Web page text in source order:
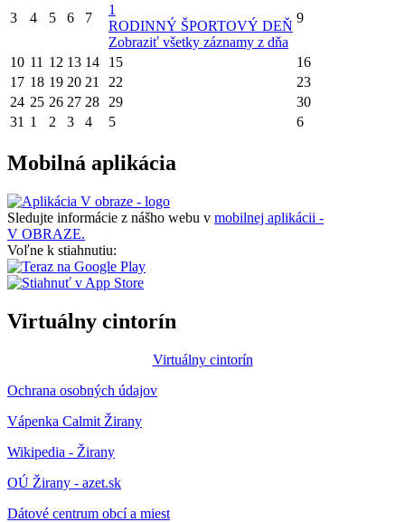
3 4 5 6 7
1
RODINNÝ ŠPORTOVÝ DEŇ
Zobraziť všetky záznamy z dňa
9
10 11 12 13 14 15
16
17 18 19 20 21 22
23
24 25 26 27 28 29
30
31 1 2 3 4 5 6
Mobilná aplikácia
Sledujte informácie z nášho webu v mobilnej aplikácii -
V OBRAZE.
Voľne k stiahnutiu:
Virtuálny cintorín
Virtuálny cintorín
Ochrana osobných údajov
Vápenka Calmit Žirany
Wikipedia - Žirany
OÚ Žirany - azet.sk
Dátové centrum obcí a miest